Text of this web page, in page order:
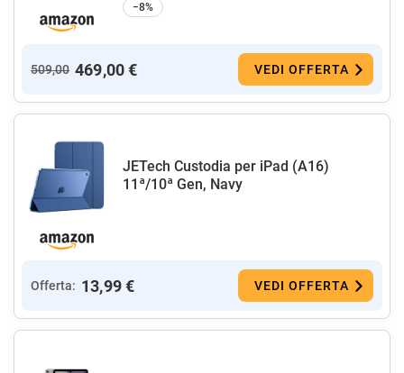
−8%
509,00 469,00 € VEDI OFFERTA
JETech Custodia per iPad (A16)
11ª/10ª Gen, Navy
Offerta: 13,99 € VEDI OFFERTA